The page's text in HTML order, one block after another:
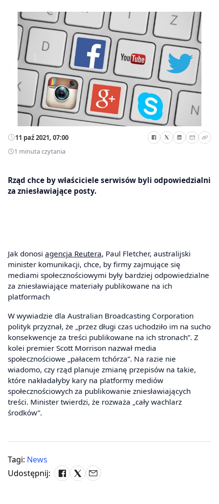
11 paź 2021, 07:00
1 minuta czytania
Rząd chce by właściciele serwisów byli odpowiedzialni
za zniesławiające posty.
Jak donosi agencja Reutera, Paul Fletcher, australijski
minister komunikacji, chce, by firmy zajmujące się
mediami społecznościowymi były bardziej odpowiedzialne
za zniesławiające materiały publikowane na ich
platformach
W wywiadzie dla Australian Broadcasting Corporation
polityk przyznał, że „przez długi czas uchodziło im na sucho
konsekwencje za treści publikowane na ich stronach”. Z
kolei premier Scott Morrison nazwał media
społecznościowe „pałacem tchórza”. Na razie nie
wiadomo, czy rząd planuje zmianę przepisów na takie,
które nakładałyby kary na platformy mediów
społecznościowych za publikowanie zniesławiających
treści. Minister twierdzi, że rozważa „cały wachlarz
środków”.
Tagi: News
Udostępnij: